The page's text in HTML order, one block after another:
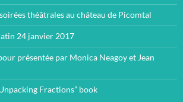
théâtrales au château de Picomtal
24 janvier 2017
présentée par Monica Neagoy et Jean
Fractions” book